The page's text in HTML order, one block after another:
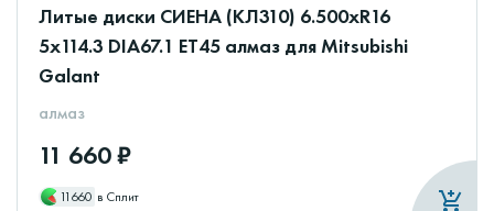
Литые диски СИЕНА (КЛ310) 6.500xR16
5x114.3 DIA67.1 ET45 алмаз для Mitsubishi
Galant
алмаз
11 660 ₽
11660 в Сплит